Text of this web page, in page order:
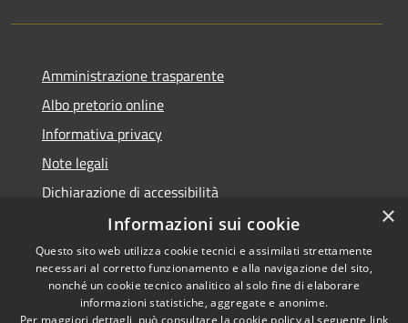
Amministrazione trasparente
Albo pretorio online
Informativa privacy
Note legali
Dichiarazione di accessibilità
Accessibilità
Copyright © 2026 • Comune di
Cerro al Lambro • Powered by
×
Informazioni sui cookie
Questo sito web utilizza cookie tecnici e assimilati strettamente
necessari al corretto funzionamento e alla navigazione del sito,
nonché un cookie tecnico analitico al solo fine di elaborare
informazioni statistiche, aggregate e anonime.
Per maggiori dettagli, può consultare la cookie policy al seguente link